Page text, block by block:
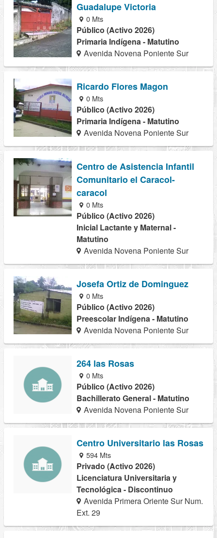
Guadalupe Victoria
0 Mts
Público (Activo 2026)
Primaria Indígena - Matutino
Avenida Novena Poniente Sur
Ricardo Flores Magon
0 Mts
Público (Activo 2026)
Primaria Indígena - Matutino
Avenida Novena Poniente Sur
Centro de Asistencia Infantil
Comunitario el Caracol-
caracol
0 Mts
Público (Activo 2026)
Inicial Lactante y Maternal -
Matutino
Avenida Novena Poniente Sur
Josefa Ortiz de Dominguez
0 Mts
Público (Activo 2026)
Preescolar Indígena - Matutino
Avenida Novena Poniente Sur
264 las Rosas
0 Mts
Público (Activo 2026)
Bachillerato General - Matutino
Avenida Novena Poniente Sur
Centro Universitario las Rosas
594 Mts
Privado (Activo 2026)
Licenciatura Universitaria y
Tecnológica - Discontinuo
Avenida Primera Oriente Sur Num.
Ext. 29